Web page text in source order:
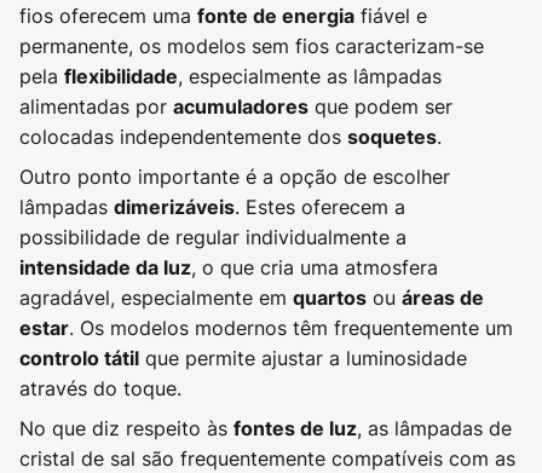
fios oferecem uma fonte de energia fiável e
permanente, os modelos sem fios caracterizam-se
pela flexibilidade, especialmente as lâmpadas
alimentadas por acumuladores que podem ser
colocadas independentemente dos soquetes.
Outro ponto importante é a opção de escolher
lâmpadas dimerizáveis. Estes oferecem a
possibilidade de regular individualmente a
intensidade da luz, o que cria uma atmosfera
agradável, especialmente em quartos ou áreas de
estar. Os modelos modernos têm frequentemente um
controlo tátil que permite ajustar a luminosidade
através do toque.
No que diz respeito às fontes de luz, as lâmpadas de
cristal de sal são frequentemente compatíveis com as